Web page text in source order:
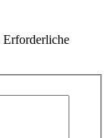
Erforderliche